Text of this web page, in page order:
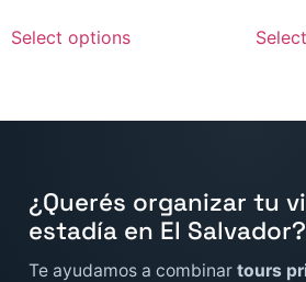
Select options
¿Querés organizar tu
estadía en El Salvador?
Te ayudamos a combinar tours